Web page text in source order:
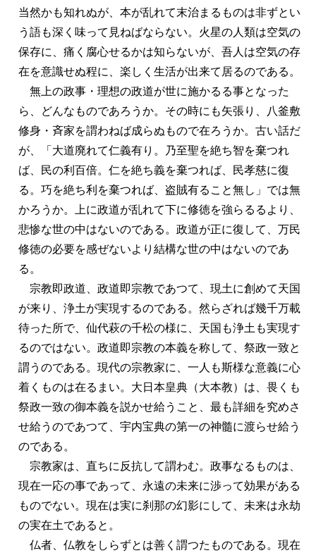
当然かも知れぬが、本が乱れて末治まるものは非ずとい
う語も深く味って見ねばならない。火星の人類は空気の
保存に、痛く腐心せるかは知らないが、吾人は空気の存
在を意識せぬ程に、楽しく生活が出来て居るのである。
無上の政事・理想の政道が世に施かるる事となった
ら、どんなものであろうか。その時にも矢張り、八釜敷
修身・斉家を謂わねば成らぬもので在ろうか。古い話だ
が、「大道廃れて仁義有り。乃至聖を絶ち智を棄つれ
ば、民の利百倍。仁を絶ち義を棄つれば、民孝慈に復
る。巧を絶ち利を棄つれば、盗賊有ること無し」では無
かろうか。上に政道が乱れて下に修徳を強らるるより、
悲惨な世の中はないのである。政道が正に復して、万民
修徳の必要を感ぜないより結構な世の中はないのであ
る。
宗教即政道、政道即宗教であつて、現土に創めて天国
が来り、浄土が実現するのである。然らざれば幾千万載
待った所で、仙代萩の千松の様に、天国も浄土も実現す
るのではない。政道即宗教の本義を称して、祭政一致と
謂うのである。現代の宗教家に、一人も斯様な意義に心
着くものは在るまい。大日本皇典（大本教）は、畏くも
祭政一致の御本義を説かせ給うこと、最も詳細を究めさ
せ給うのであつて、宇内宝典の第一の神髓に渡らせ給う
のである。
宗教家は、直ちに反抗して謂わむ。政事なるものは、
現在一応の事であって、永遠の未来に渉って効果がある
ものでない。現在は実に刹那の幻影にして、未来は永劫
の実在土であると。
仏者、仏教をしらずとは善く謂つたものである。現在